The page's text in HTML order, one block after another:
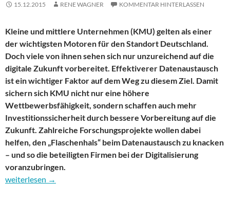
15.12.2015 RENE WAGNER KOMMENTAR HINTERLASSEN
Kleine und mittlere Unternehmen (KMU) gelten als einer
der wichtigsten Motoren für den Standort Deutschland.
Doch viele von ihnen sehen sich nur unzureichend auf die
digitale Zukunft vorbereitet. Effektiverer Datenaustausch
ist ein wichtiger Faktor auf dem Weg zu diesem Ziel. Damit
sichern sich KMU nicht nur eine höhere
Wettbewerbsfähigkeit, sondern schaffen auch mehr
Investitionssicherheit durch bessere Vorbereitung auf die
Zukunft. Zahlreiche Forschungsprojekte wollen dabei
helfen, den „Flaschenhals“ beim Datenaustausch zu knacken
– und so die beteiligten Firmen bei der Digitalisierung
voranzubringen.
Digitalisierung: So knacken KMU den Flaschenhals
weiterlesen →